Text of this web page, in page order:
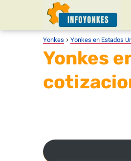
Yonkes Yonkes en Estados
Yonkes